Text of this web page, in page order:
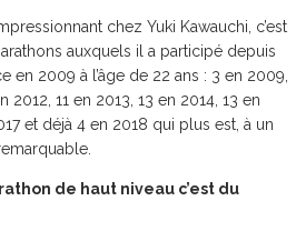
chez Yuki Kawauchi, c’est
auxquels il a participé depuis
en 2009 à l’âge de 22 ans : 3 en 2009,
2012, 11 en 2013, 13 en 2014, 13 en
et déjà 4 en 2018 qui plus est, à un
de haut niveau c’est du